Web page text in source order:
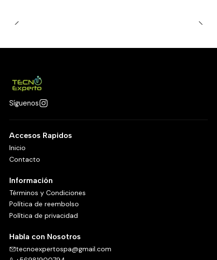
Síguenos
Accesos Rapidos
Inicio
Contacto
Información
Términos y Condiciones
Política de reembolso
Política de privacidad
Habla con Nosotros
tecnoexpertospa@gmail.com